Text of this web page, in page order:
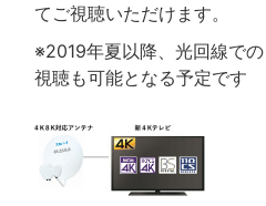
てご視聴いただけます。
※2019年夏以降、光回線で
視聴も可能となる予定です